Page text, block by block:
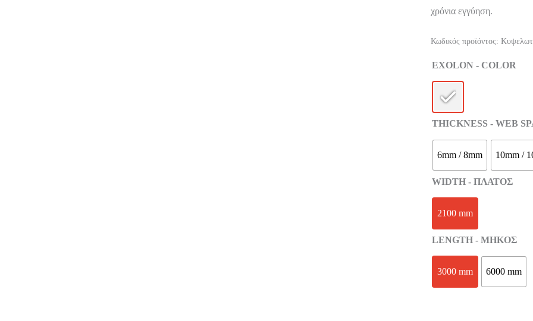
χρόνια εγγύηση.
Κωδικός προϊόντος:
EXOLON - COLOR
THICKNESS - WEB
6mm / 8mm 10mm /
WIDTH - ΠΛΑΤΟΣ
2100 mm
LENGTH - ΜHKΟΣ
3000 mm 6000 mm